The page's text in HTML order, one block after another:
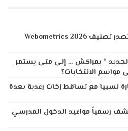
جامعة القاضي عياض تتصدر تصنيف Webometrics 2026
” بمراكش … إلى متى يستمر
الانتخابات؟
نسبيا مع تساقط زخات رعدية بعدة
رسمياً مواعيد الدخول المدرسي